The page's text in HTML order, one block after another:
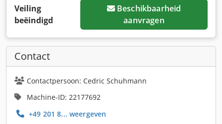
Veiling
beëindigd
Beschikbaarheid
aanvragen
Contact
Contactpersoon: Cedric Schuhmann
Machine-ID: 22177692
+49 201 8... weergeven